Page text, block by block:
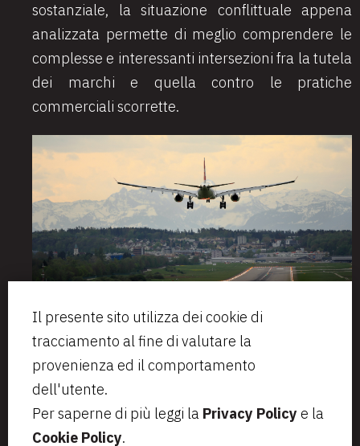
Il presente sito utilizza dei cookie di
tracciamento al fine di valutare la
provenienza ed il comportamento
dell'utente.
Per saperne di più leggi la Privacy Policy e la
Cookie Policy.
sostanziale, la situazione conflittuale appena
analizzata permette di meglio comprendere le
complesse e interessanti intersezioni fra la tutela
dei marchi e quella contro le pratiche
commerciali scorrette.